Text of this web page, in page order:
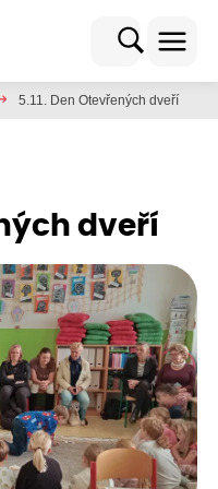
5.11. Den Otevřených dveří
dveří